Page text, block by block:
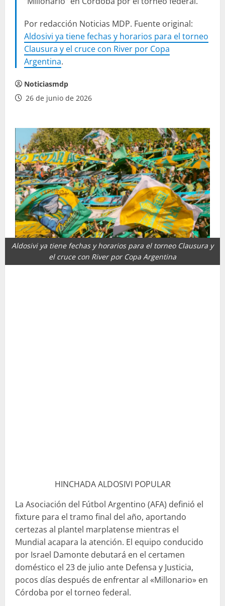
Por redacción Noticias MDP. Fuente original:
Aldosivi ya tiene fechas y horarios para el torneo
Clausura y el cruce con River por Copa
Argentina.
Noticiasmdp
26 de junio de 2026
Aldosivi ya tiene fechas y horarios para el torneo Clausura y
el cruce con River por Copa Argentina
HINCHADA ALDOSIVI POPULAR
La Asociación del Fútbol Argentino (AFA) definió el
fixture para el tramo final del año, aportando
certezas al plantel marplatense mientras el
Mundial acapara la atención. El equipo conducido
por Israel Damonte debutará en el certamen
doméstico el 23 de julio ante Defensa y Justicia,
pocos días después de enfrentar al «Millonario» en
Córdoba por el torneo federal.